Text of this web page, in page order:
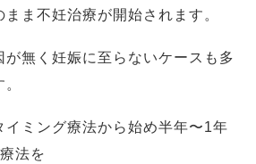
ま不妊治療が開始されます。
が無く妊娠に至らないケースも多
イミング療法から始め半年〜1年
法を